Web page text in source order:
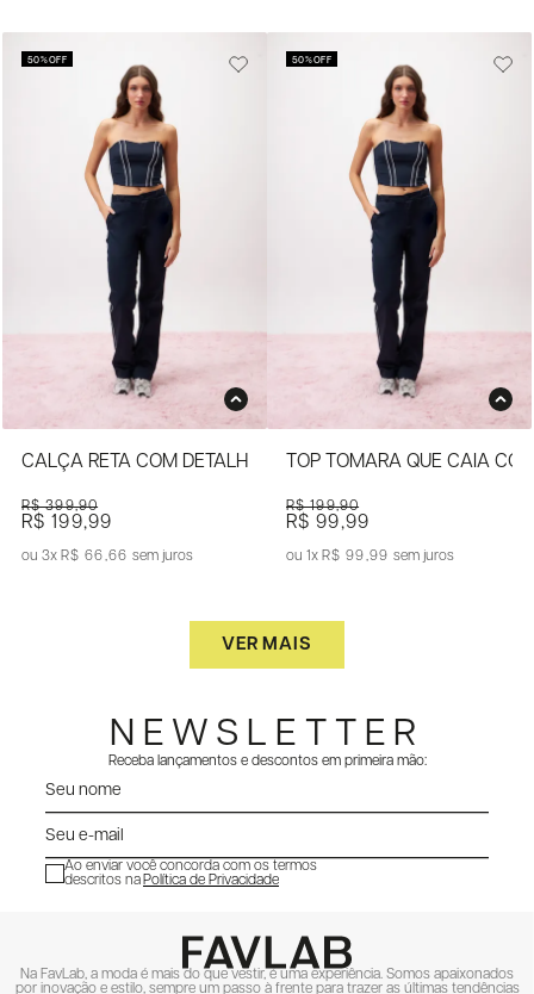
50%OFF
CALÇA RETA COM DETALHE LATERAL CONTRASTANTE
R$ 399,90
R$ 199,99
3x R$ 66,66sem juros
50%OFF
TOP TOMARA QUE CAIA
R$ 199,90
R$ 99,99
1x R$ 99,99sem juros
VER MAIS
NEWSLETTER
Receba lançamentos e descontos em primeira mão:
Ao enviar você concorda com os termos
descritos na Política de Privacidade
Na FavLab, a moda é mais do que vestir, é uma experiência. Somos apaixonados
por inovação e estilo, sempre um passo à frente para trazer as últimas tendências